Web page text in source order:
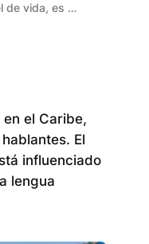
de vida, es …
el Caribe,
El
influenciado
lengua